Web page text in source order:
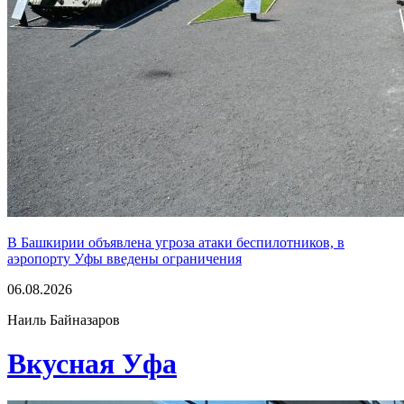
В Башкирии объявлена угроза атаки беспилотников, в
аэропорту Уфы введены ограничения
06.08.2026
Наиль Байназаров
Вкусная Уфа